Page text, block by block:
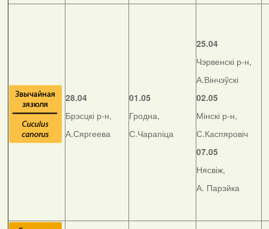
28.04
Брэсцкі р-н,
А.Сяргеева
01.05
Гродна,
С.Чарапіца
25.04
Чэрвенскі р-н,
А.Вінчэўскі
02.05
Мінскі р-н,
С.Каспяровіч
07.05
Нясвіж,
А. Парэйка